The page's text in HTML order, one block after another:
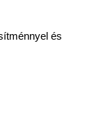
és